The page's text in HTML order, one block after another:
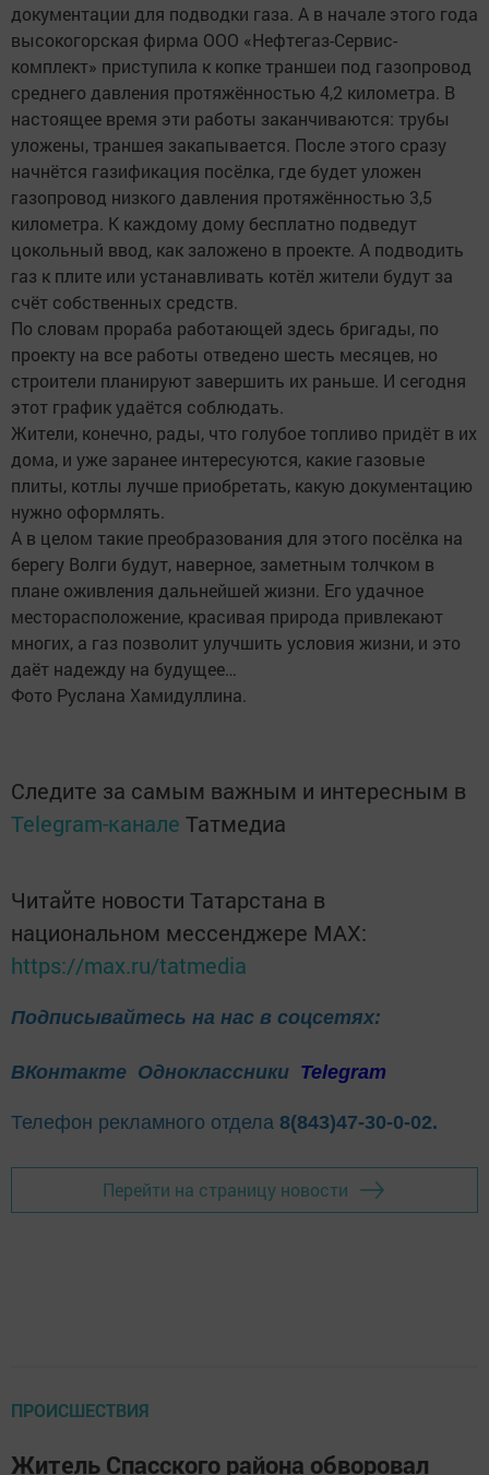
документации для подводки газа. А в начале этого года
высокогорская фирма ООО «Нефтегаз-Сервис-
комплект» приступила к копке траншеи под газопровод
среднего давления протяжённостью 4,2 километра. В
настоящее время эти работы заканчиваются: трубы
уложены, траншея закапывается. После этого сразу
начнётся газификация посёлка, где будет уложен
газопровод низкого давления протяжённостью 3,5
километра. К каждому дому бесплатно подведут
цокольный ввод, как заложено в проекте. А подводить
газ к плите или устанавливать котёл жители будут за
счёт собственных средств.
По словам прораба работающей здесь бригады, по
проекту на все работы отведено шесть месяцев, но
строители планируют завершить их раньше. И сегодня
этот график удаётся соблюдать.
Жители, конечно, рады, что голубое топливо придёт в их
дома, и уже заранее интересуются, какие газовые
плиты, котлы лучше приобретать, какую документацию
нужно оформлять.
А в целом такие преобразования для этого посёлка на
берегу Волги будут, наверное, заметным толчком в
плане оживления дальнейшей жизни. Его удачное
месторасположение, красивая природа привлекают
многих, а газ позволит улучшить условия жизни, и это
даёт надежду на будущее…
Фото Руслана Хамидуллина.
Следите за самым важным и интересным в
Telegram-канале Татмедиа
Читайте новости Татарстана в
национальном мессенджере MАХ:
https://max.ru/tatmedia
Подписывайтесь на нас в соцсетях:
ВКонтакте Одноклассники Telegram
Телефон рекламного отдела 8(843)47-30-0-02.
Перейти на страницу новости
ПРОИСШЕСТВИЯ
Житель Спасского района обворовал